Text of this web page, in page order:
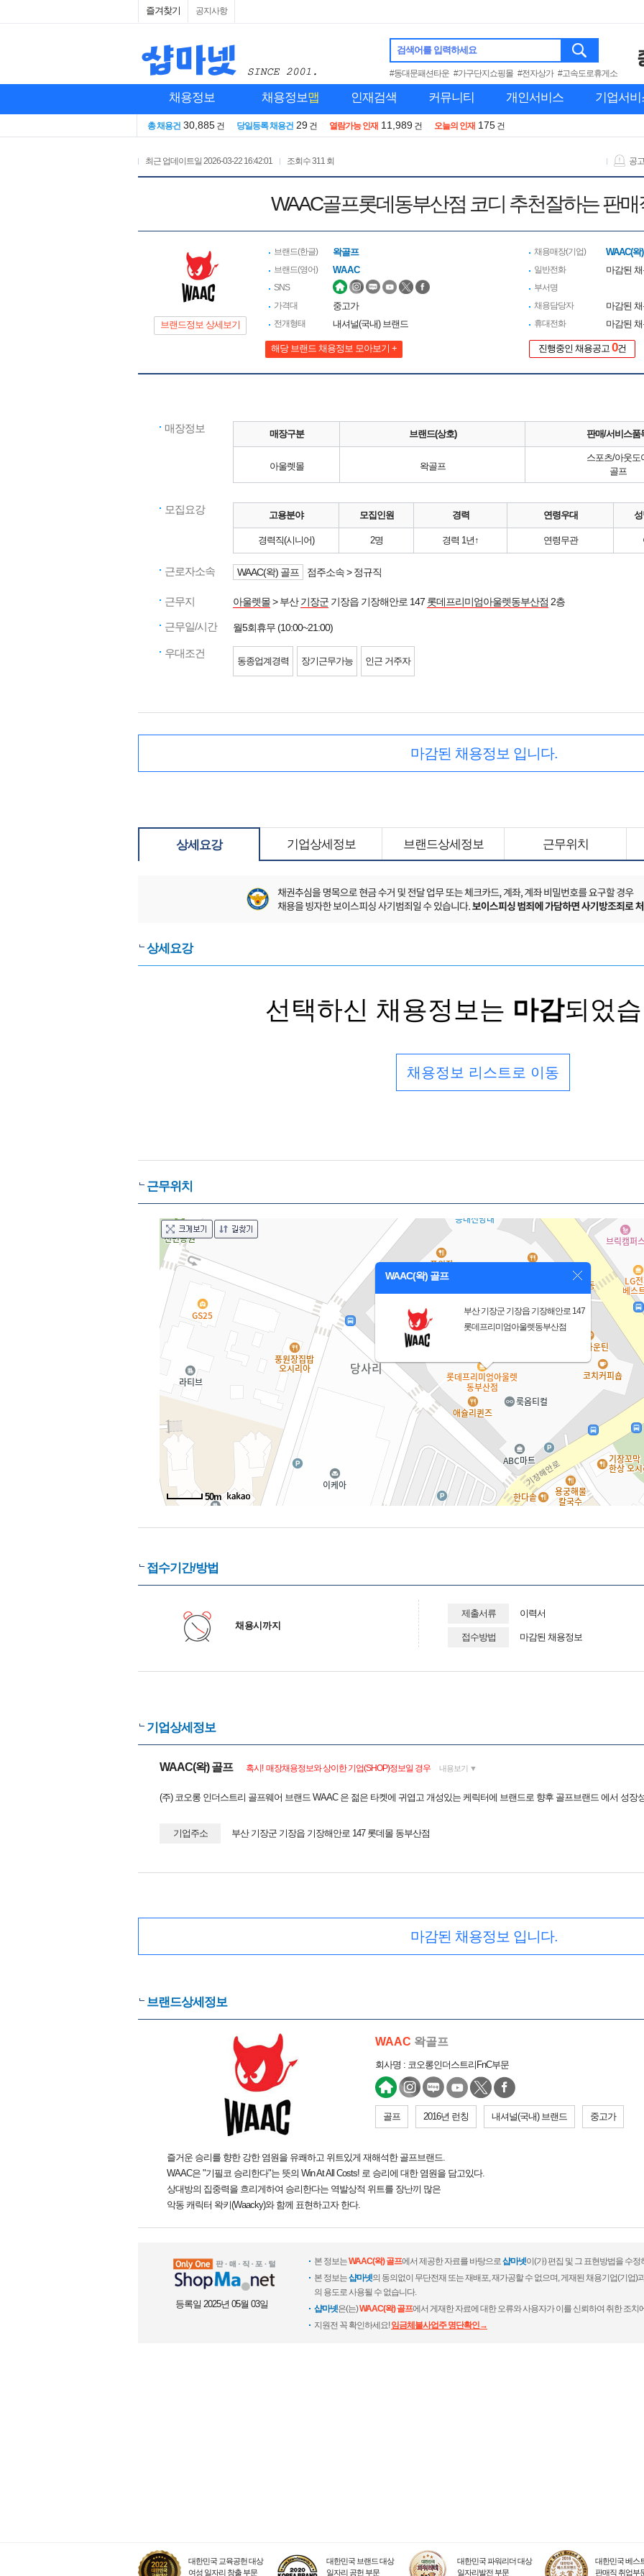
즐겨찾기 공지사항
검색어를 입력하세요
#동대문패션타운 #가구단지쇼핑몰 #전자상가 #고속도로휴게소
채용정보 채용정보맵 인재검색 커뮤니티 개인서비스 기업서비
총 채용건 30,885 건 당일등록 채용건 29 건 열람가능 인재 11,989 건 오늘의 인재 175 건
최근 업데이트일 2026-03-22 16:42:01 조회수311 회 공
WAAC골프롯데동부산점 코디 추천잘하는 판매
브랜드정보 상세보기
브랜드(한글) 왁골프
브랜드(영어) WAAC
SNS
가격대
중고가
전개형태 내셔널(국내) 브랜드
해당 브랜드 채용정보 모아보기 +
채용매장(기업) WAAC(왁
일반전화 마감된
부서명
채용담당자
마감된
휴대전화 마감된
진행중인 채용공고 0건
매장정보 매장구분 브랜드(상호) 판매/서비스품
아울렛몰 왁골프
스포츠/아웃도
골프
모집요강 고용분야 모집인원 경력 연령우대
경력직(시니어) 2명 경력 1년↑ 연령무관
근로자소속 WAAC(왁) 골프 점주소속 > 정규직
근무지 아울렛몰> 부산기장군 기장읍 기장해안로 147 롯데프리미엄아울렛동부산점 2층
근무일/시간 월5회휴무 (10:00~21:00)
우대조건
동종업계경력 장기근무가능 인근 거주자
마감된 채용정보 입니다.
상세요강 기업상세정보 브랜드상세정보 근무위치
상세요강
선택하신 채용정보는 마감되었
채용정보 리스트로 이동
근무위치
WAAC(왁) 골프
부산 기장군 기장읍 기장해안로 147
롯데프리미엄아울렛동부산점
50m
접수기간/방법
채용시까지
제출서류 이력서
접수방법 마감된 채용정보
기업상세정보
WAAC(왁) 골프 혹시! 매장채용정보와 상이한 기업(SHOP)정보일 경우 내용보기 ▼
(주) 코오롱 인더스트리 골프웨어 브랜드 WAAC 은 젊은 타켓에 귀엽고 개성있는 케릭터에 브랜드로 향후 골프브랜드 에서 성장
기업주소 부산 기장군 기장읍 기장해안로 147 롯데몰 동부산점
마감된 채용정보 입니다.
브랜드상세정보
WAAC 왁골프
회사명 : 코오롱인더스트리FnC부문
골프 2016년 런칭 내셔널(국내) 브랜드 중고가
즐거운 승리를 향한 강한 염원을 유쾌하고 위트있게 재해석한 골프브랜드.
WAAC은 "기필코 승리한다"는 뜻의 Win At All Costs! 로 승리에 대한 염원을 담고있다.
상대방의 집중력을 흐리게하여 승리한다는 역발상적 위트를 장난끼 많은
악동 캐릭터 왁키(Waacky)와 함께 표현하고자 한다.
등록일 2025년 05월 03일
본 정보는WAAC(왁) 골프에서 제공한 자료를 바탕으로샵마넷이(가) 편집 및 그 표현방법을 수
본 정보는샵마넷의 동의없이 무단전재 또는 재배포, 재가공할 수 없으며, 게재된 채용기업(기업)
의 용도로 사용될 수 없습니다.
샵마넷은(는)WAAC(왁) 골프에서 게재한 자료에 대한 오류와 사용자가 이를 신뢰하여 취한 조치
지원전 꼭 확인하세요!임금체불사업주 명단확인→
대한민국 교육공헌 대상
여성 일자리 창출 부문
대한민국 브랜드 대상
일자리 공헌 부문
대한민국 파워리더 대상
일자리발전 부문
대한민국 베스
판매직 취업부